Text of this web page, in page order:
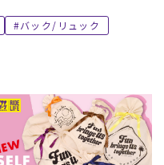
バック/リュック